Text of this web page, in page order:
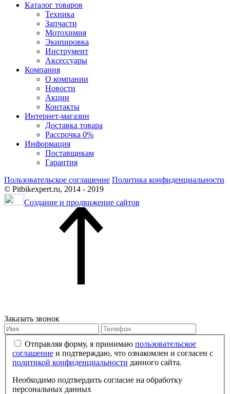
Каталог товаров
Техника
Запчасти
Мотохимия
Экипировка
Инструмент
Аксессуары
Компания
О компании
Новости
Акции
Контакты
Интернет-магазин
Доставка товара
Рассрочка 0%
Информация
Поставщикам
Гарантия
Пользовательское соглашение Политика конфиденциальности
© Pitbikexpert.ru, 2014 - 2019
Создание и продвижение сайтов
Заказать звонок
Отправляя форму, я принимаю пользовательское
соглашение и подтверждаю, что ознакомлен и согласен с
политикой конфиденциальности данного сайта.
Необходимо подтвердить согласие на обработку
персональных данных